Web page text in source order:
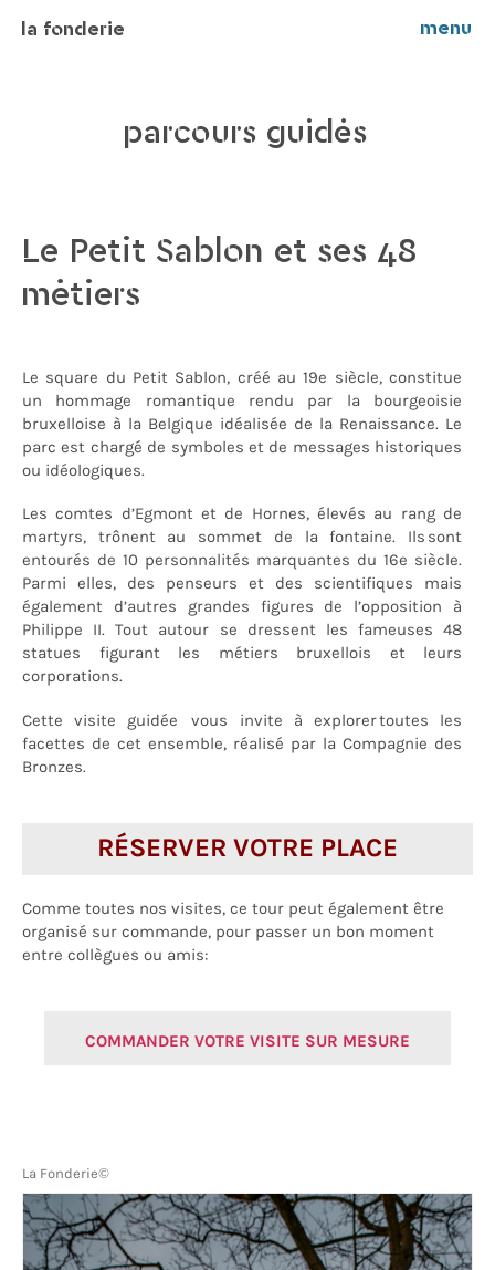
la fonderie menu
parcours guidés
Le Petit Sablon et ses 48
métiers
Le square du Petit Sablon, créé au 19e siècle, constitue
un hommage romantique rendu par la bourgeoisie
bruxelloise à la Belgique idéalisée de la Renaissance. Le
parc est chargé de symboles et de messages historiques
ou idéologiques.
Les comtes d’Egmont et de Hornes, élevés au rang de
martyrs, trônent au sommet de la fontaine. Ils sont
entourés de 10 personnalités marquantes du 16e siècle.
Parmi elles, des penseurs et des scientifiques mais
également d’autres grandes figures de l’opposition à
Philippe II. Tout autour se dressent les fameuses 48
statues figurant les métiers bruxellois et leurs
corporations.
Cette visite guidée vous invite à explorer toutes les
facettes de cet ensemble, réalisé par la Compagnie des
Bronzes.
RÉSERVER VOTRE PLACE
Comme toutes nos visites, ce tour peut également être
organisé sur commande, pour passer un bon moment
entre collègues ou amis:
COMMANDER VOTRE VISITE SUR MESURE
La Fonderie©